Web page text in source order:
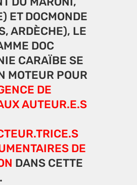
ET DOCMONDE
ARDÈCHE), LE
DOC
CARAÏBE SE
MOTEUR POUR
DE
AUTEUR.E.S
DE
DANS CETTE